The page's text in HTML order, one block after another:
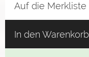
Auf die Merkliste
In den Warenkorb